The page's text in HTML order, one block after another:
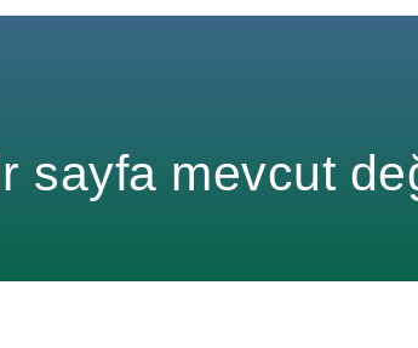
sayfa mevcut